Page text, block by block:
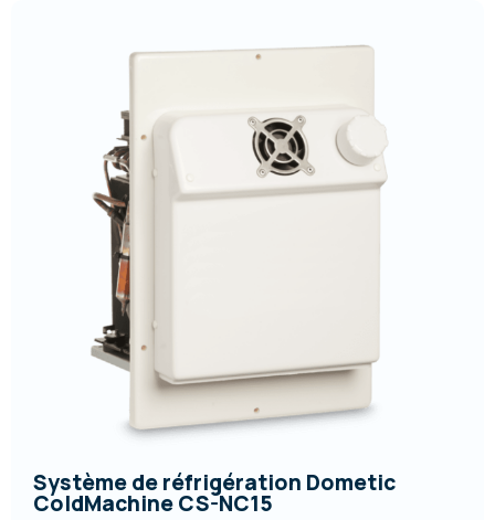
Système de réfrigération Dometic
ColdMachine CS-NC15